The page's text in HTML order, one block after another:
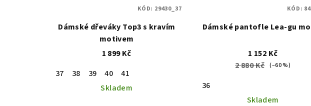
Dámské dřeváky Top3 s kravím
motivem
1 899 Kč
37
38 39 40
41
Skladem
KÓD: 29430_37
Dámské pantofle Lea-gu
1 152 Kč
2 880 Kč (–60 %)
36
Skladem
KÓD: